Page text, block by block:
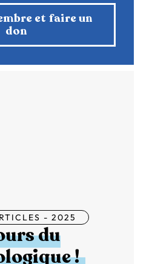
et faire un
don
- 2025
du
!